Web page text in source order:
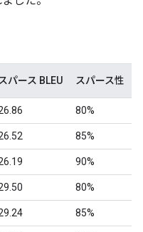
スパース BLEU スパース性
80%
85%
90%
80%
85%